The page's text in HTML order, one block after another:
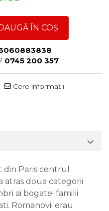
ÎN COȘ
0745 200 357
Cere informații
din Paris centrul
atras doua categorii
ai bogatei familii
Romanovii erau